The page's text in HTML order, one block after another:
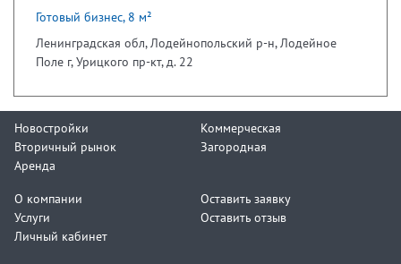
Готовый бизнес, 8 м²
Ленинградская обл, Лодейнопольский р-н, Лодейное
Поле г, Урицкого пр-кт, д. 22
Новостройки
Вторичный рынок
Аренда
Коммерческая
Загородная
О компании
Услуги
Личный кабинет
Оставить заявку
Оставить отзыв